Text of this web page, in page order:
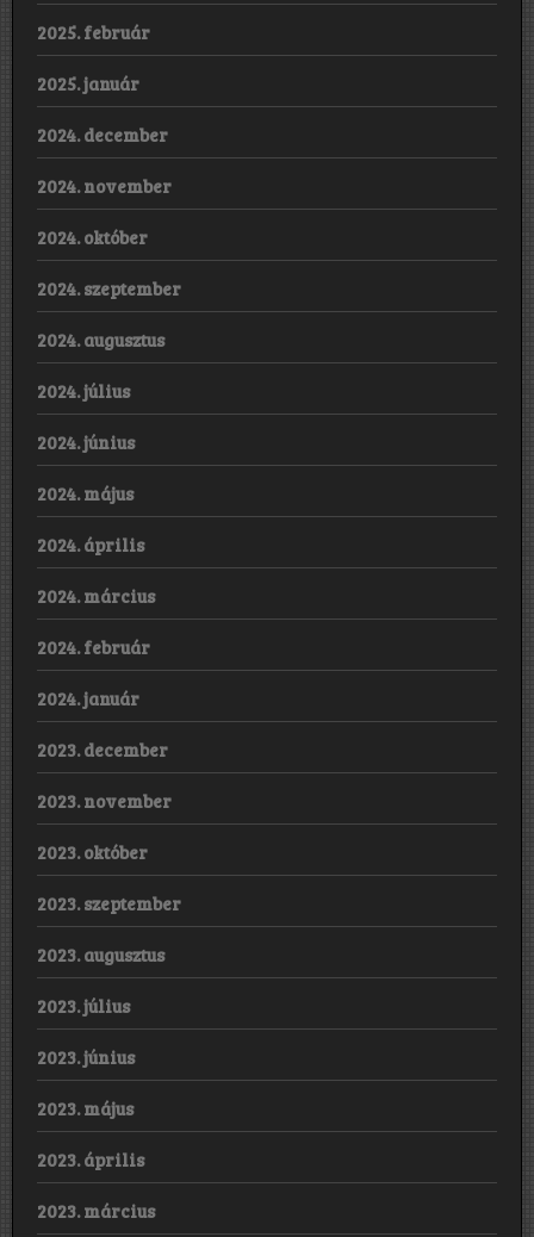
2025. február
2025. január
2024. december
2024. november
2024. október
2024. szeptember
2024. augusztus
2024. július
2024. június
2024. május
2024. április
2024. március
2024. február
2024. január
2023. december
2023. november
2023. október
2023. szeptember
2023. augusztus
2023. július
2023. június
2023. május
2023. április
2023. március